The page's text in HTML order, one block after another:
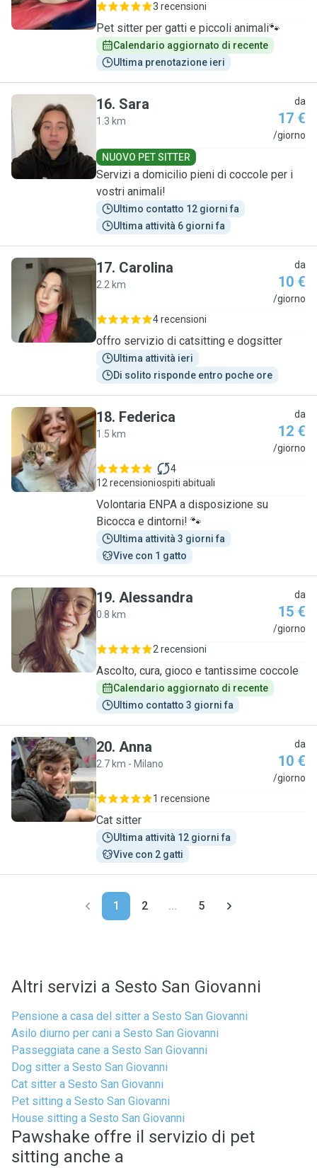
3 recensioni
Pet sitter per gatti e piccoli animali🐾
Calendario aggiornato di recente
Ultima prenotazione ieri
S
16. Sara
1.3 km
da
17 €
/giorno
NUOVO PET SITTER
Servizi a domicilio pieni di coccole per i
vostri animali!
Ultimo contatto 12 giorni fa
Ultima attività 6 giorni fa
C
17. Carolina
2.2 km
da
10 €
/giorno
4 recensioni
offro servizio di catsitting e dogsitter
Ultima attività ieri
Di solito risponde entro poche ore
F
18. Federica
1.5 km
da
12 €
/giorno
12 recensioni
4
ospiti abituali
Volontaria ENPA a disposizione su
Bicocca e dintorni! 🐾
Ultima attività 3 giorni fa
Vive con 1 gatto
A
19. Alessandra
0.8 km
da
15 €
/giorno
2 recensioni
Ascolto, cura, gioco e tantissime coccole
Calendario aggiornato di recente
Ultimo contatto 3 giorni fa
A
20. Anna
2.7 km - Milano
da
10 €
/giorno
1 recensione
Cat sitter
Ultima attività 12 giorni fa
Vive con 2 gatti
1 2 ... 5
Altri servizi a Sesto San Giovanni
Pensione a casa del sitter a Sesto San Giovanni
Asilo diurno per cani a Sesto San Giovanni
Passeggiata cane a Sesto San Giovanni
Dog sitter a Sesto San Giovanni
Cat sitter a Sesto San Giovanni
Pet sitting a Sesto San Giovanni
House sitting a Sesto San Giovanni
Pawshake offre il servizio di pet
sitting anche a